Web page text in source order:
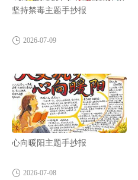
坚持禁毒主题手抄报
2026-07-09
心向暖阳主题手抄报
2026-07-08